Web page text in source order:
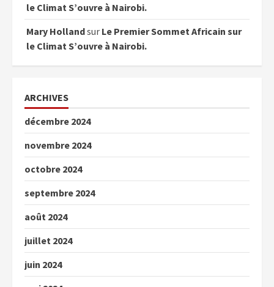
le Climat S’ouvre à Nairobi.
Mary Hollandsur Le Premier Sommet Africain sur
le Climat S’ouvre à Nairobi.
ARCHIVES
décembre 2024
novembre 2024
octobre 2024
septembre 2024
août 2024
juillet 2024
juin 2024